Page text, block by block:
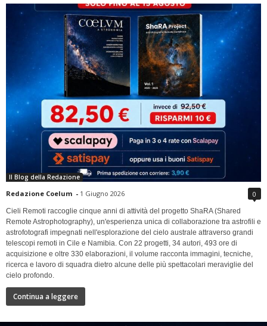
Il Blog della Redazione
Redazione Coelum - 1 Giugno 2026 0
Cieli Remoti raccoglie cinque anni di attività del progetto ShaRA (Shared
Remote Astrophotography), un'esperienza unica di collaborazione tra astrofili e
astrofotografi impegnati nell'esplorazione del cielo australe attraverso grandi
telescopi remoti in Cile e Namibia. Con 22 progetti, 34 autori, 493 ore di
acquisizione e oltre 330 elaborazioni, il volume racconta immagini, tecniche,
ricerca e lavoro di squadra dietro alcune delle più spettacolari meraviglie del
cielo profondo.
Continua a leggere